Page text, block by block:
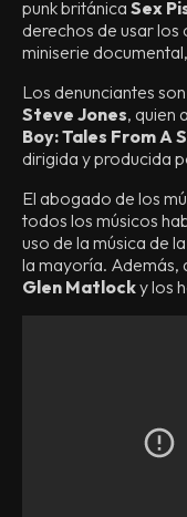
punk británica Sex
derechos de usar los
miniserie documental,
Los denunciantes
Steve Jones, quien
Boy: Tales From A
dirigida y producida
El abogado de los
todos los músicos
uso de la música de
la mayoría. Además,
Glen Matlocky los